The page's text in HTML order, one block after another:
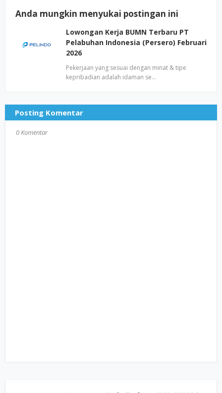
Anda mungkin menyukai postingan ini
Lowongan Kerja BUMN Terbaru PT
Pelabuhan Indonesia (Persero) Februari
2026
Pekerjaan yang sesuai dengan minat & tipe
kepribadian adalah idaman se…
Posting Komentar
0 Komentar